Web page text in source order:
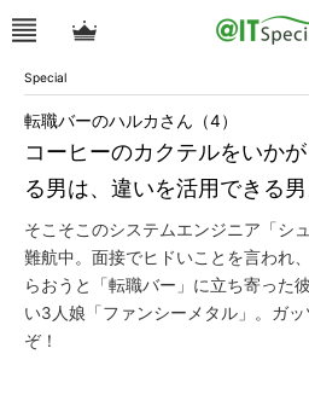
Special
コーヒーのカクテルをいか
る男は、違いを活用できる男
転職バーのハルカさん（4）
そこそこのシステムエンジニア「シ
難航中。面接でヒドいことを言われ
らおうと「転職バー」に立ち寄った
い3人娘「ファンシーメタル」。ガ
ぞ！